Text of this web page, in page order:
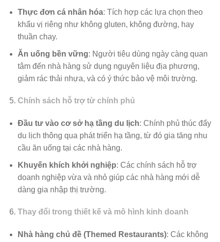
Thực đơn cá nhân hóa: Tích hợp các lựa chọn theo
khẩu vị riêng như không gluten, không đường, hay
thuần chay.
Ăn uống bền vững: Người tiêu dùng ngày càng quan
tâm đến nhà hàng sử dụng nguyên liệu địa phương,
giảm rác thải nhựa, và có ý thức bảo vệ môi trường.
Chính sách hỗ trợ từ chính phủ
Đầu tư vào cơ sở hạ tầng du lịch: Chính phủ thúc đẩy
du lịch thông qua phát triển hạ tầng, từ đó gia tăng nhu
cầu ăn uống tại các nhà hàng.
Khuyến khích khởi nghiệp: Các chính sách hỗ trợ
doanh nghiệp vừa và nhỏ giúp các nhà hàng mới dễ
dàng gia nhập thị trường.
Thay đổi trong thiết kế và mô hình kinh doanh
Nhà hàng chủ đề (Themed Restaurants): Các không